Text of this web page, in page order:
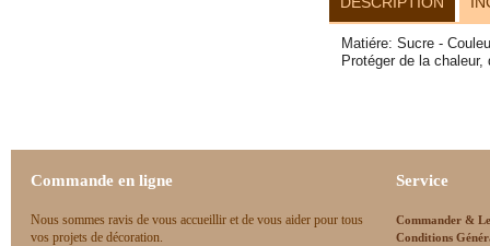
Matiére: Sucre -
Protéger de la
Commande en ligne
Nous sommes ravis de vous accueillir et de vous aider pour tous
vos projets de décoration.
Service
Commander &
Conditions